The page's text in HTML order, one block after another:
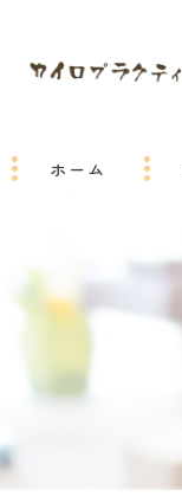
ホーム